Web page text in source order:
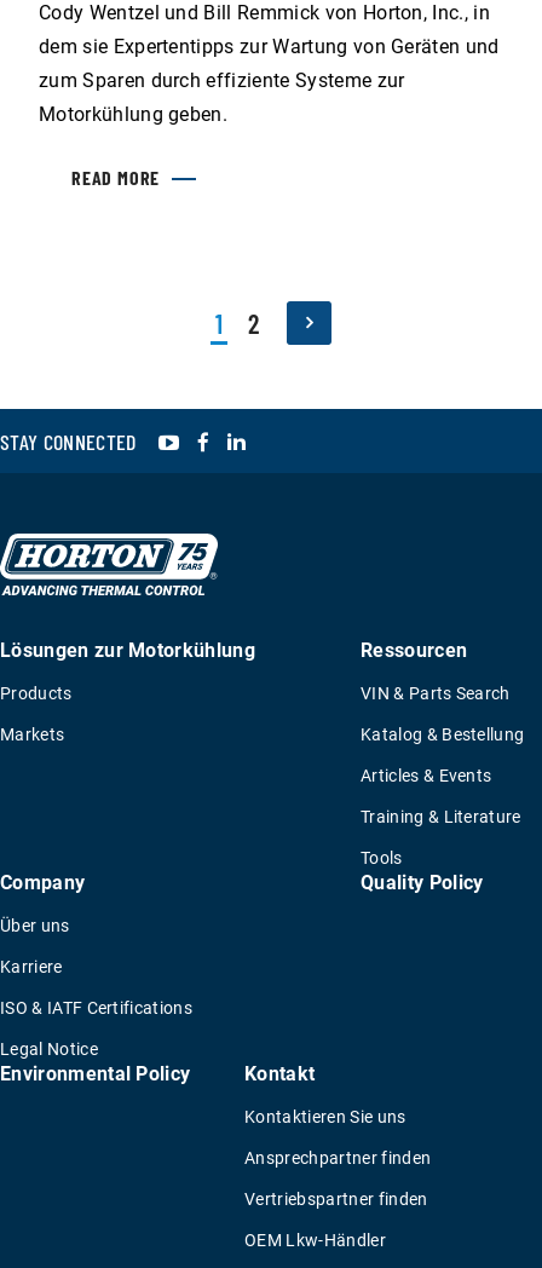
Cody Wentzel und Bill Remmick von Horton, Inc., in
dem sie Expertentipps zur Wartung von Geräten und
zum Sparen durch effiziente Systeme zur
Motorkühlung geben.
READ MORE
1 2
STAY CONNECTED YouTubeFacebook
Lösungen zur Motorkühlung
Products
Markets
Ressourcen
VIN & Parts Search
Katalog & Bestellung
Articles & Events
Training & Literature
Tools
Company
Über uns
Karriere
ISO & IATF Certifications
Legal Notice
Quality Policy
Environmental Policy Kontakt
Kontaktieren Sie uns
Ansprechpartner finden
Vertriebspartner finden
OEM Lkw-Händler